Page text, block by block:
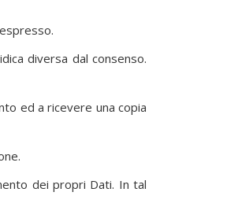
diversa dal consenso.
ed a ricevere una copia
dei propri Dati. In tal